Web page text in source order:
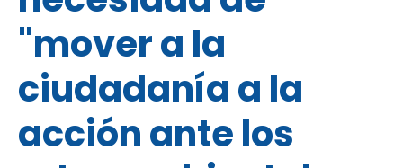
"mover a la
ciudadanía a la
acción ante los